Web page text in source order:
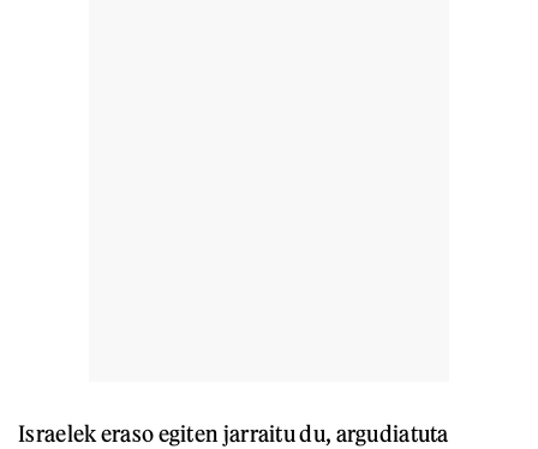
Israelek eraso egiten jarraitu du, argudiatuta